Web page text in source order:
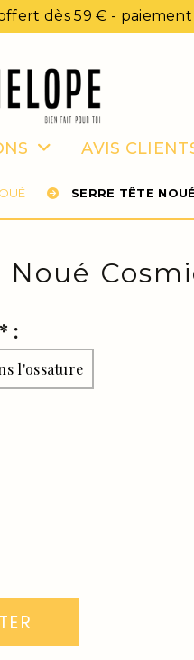
dès 59 € - paiement
AVIS
SERRE TÊTE
* :
l'ossature